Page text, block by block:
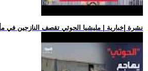
.. نشرة إخبارية | مليشيا الحوثي تقصف النازحين في